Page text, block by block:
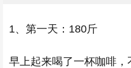
1、第一天：180斤
早上起来喝了一杯咖啡